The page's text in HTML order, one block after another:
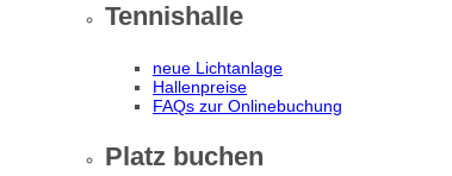
Tennishalle
neue Lichtanlage
Hallenpreise
FAQs zur Onlinebuchung
Platz buchen